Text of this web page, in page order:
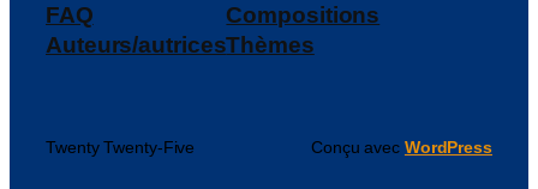
FAQ
Auteurs/autrices
Compositions
Thèmes
Twenty Twenty-Five Conçu avec WordPress